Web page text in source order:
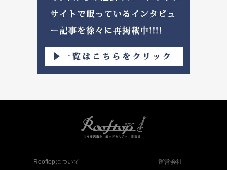
Rooftopについて 運営会社